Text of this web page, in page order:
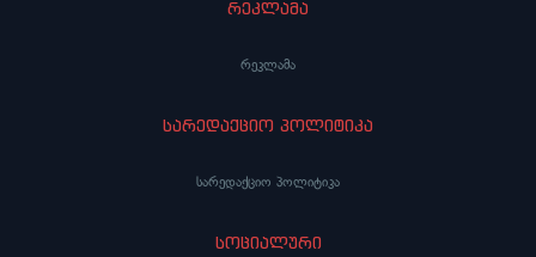
რეკლამა
რეკლამა
სარედაქციო პოლიტიკა
სარედაქციო პოლიტიკა
სოციალური